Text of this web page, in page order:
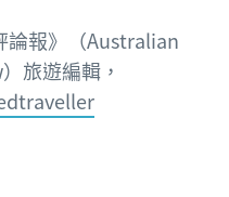
論報》（Australian
旅遊編輯，